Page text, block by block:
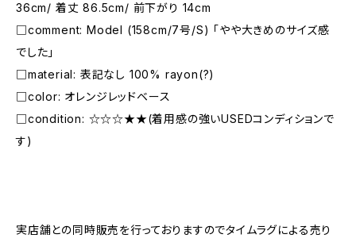
36cm/ 着丈 86.5cm/ 前下がり 14cm
□comment: Model (158cm/7号/S) 「やや大きめのサイズ感
でした」
□material: 表記なし 100% rayon(?)
□color: オレンジレッドベース
□condition: ☆☆☆★★(着用感の強いUSEDコンディションで
す)
実店舗との同時販売を行っておりますのでタイムラグによる売り